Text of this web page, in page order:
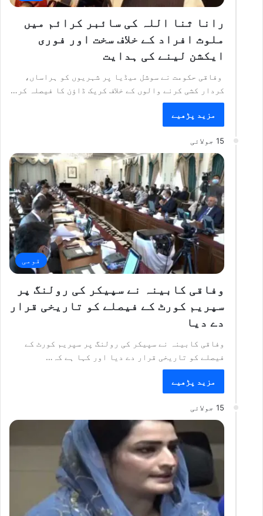
رانا ثنا اللہ کی سائبر کرائم میں
ملوث افراد کے خلاف سخت اور فوری
ایکشن لینے کی ہدایت
وفاقی حکومت نے سوشل میڈیا پر شہریوں کو ہراساں،
کردار کشی کرنے والوں کے خلاف کریک ڈاؤن کا فیصلہ کر…
مزید پڑھیے
15 جولائی
قومی
وفاقی کابینہ نے سپیکر کی رولنگ پر
سپریم کورٹ کے فیصلے کو تاریخی قرار
دے دیا
وفاقی کابینہ نے سپیکر کی رولنگ پر سپریم کورٹ کے
فیصلے کو تاریخی قرار دے دیا اور کہا ہے کہ…
مزید پڑھیے
15 جولائی